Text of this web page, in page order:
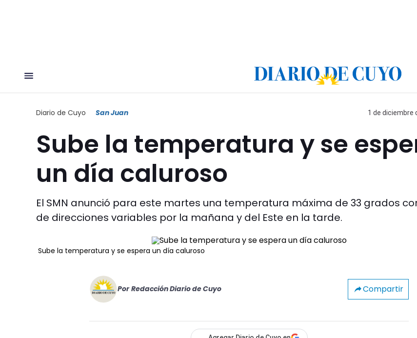
Diario de Cuyo San Juan 1 de diciembre
Sube la temperatura y se
un día caluroso
El SMN anunció para este martes una temperatura máxima de 33 grados
de direcciones variables por la mañana y del Este en la tarde.
Sube la temperatura y se espera un día caluroso
Por Redacción Diario de Cuyo Compartir